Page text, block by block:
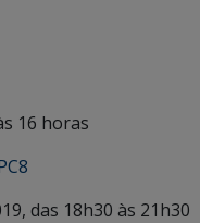
16 horas
das 18h30 às 21h30